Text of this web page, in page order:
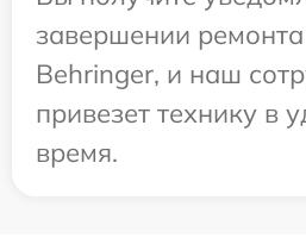
завершении
Behringer, и наш
привезет технику в
время.